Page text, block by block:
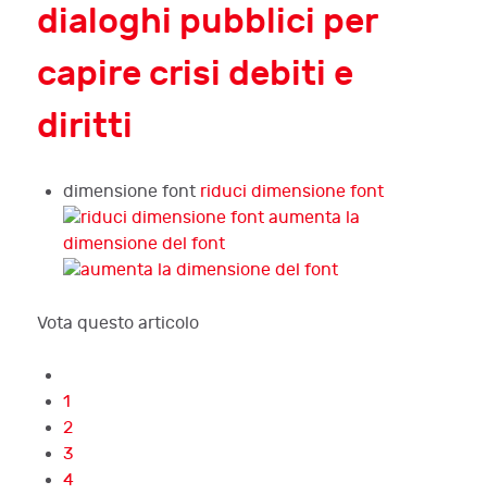
dialoghi pubblici per
capire crisi debiti e
diritti
dimensione font riduci dimensione font
aumenta la
dimensione del font
Vota questo articolo
1
2
3
4